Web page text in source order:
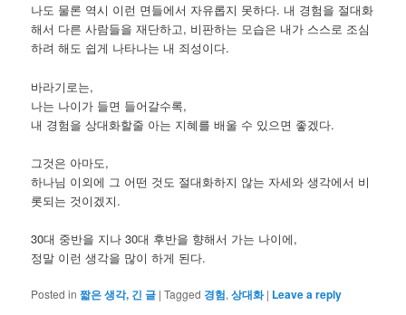
나도 물론 역시 이런 면들에서 자유롭지 못하다. 내 경험을 절대화
해서 다른 사람들을 재단하고, 비판하는 모습은 내가 스스로 조심
하려 해도 쉽게 나타나는 내 죄성이다.
바라기로는,
나는 나이가 들면 들어갈수록,
내 경험을 상대화할줄 아는 지혜를 배울 수 있으면 좋겠다.
그것은 아마도,
하나님 이외에 그 어떤 것도 절대화하지 않는 자세와 생각에서 비
롯되는 것이겠지.
30대 중반을 지나 30대 후반을 향해서 가는 나이에,
정말 이런 생각을 많이 하게 된다.
Posted in 짧은 생각, 긴 글 |Tagged 경험,상대화 | Leave a reply